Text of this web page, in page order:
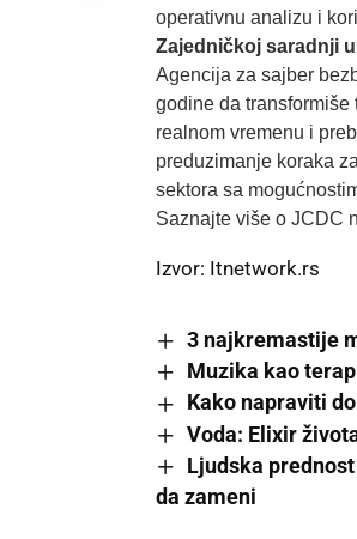
operativnu analizu i
Zajedničkoj saradnji
Agencija za sajber
godine da
realnom vremenu i
preduzimanje koraka
sektora sa
Saznajte više o JCDC
Izvor: Itnetwork.rs
3 najkremastije
Muzika kao
Kako napraviti
Voda: Elixir
Ljudska
da zameni